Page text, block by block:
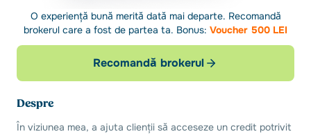
O experiență bună merită dată mai departe. Recomandă
brokerul care a fost de partea ta. Bonus: Voucher 500 LEI
Recomandă brokerul
Despre
În viziunea mea, a ajuta clienții să acceseze un credit potrivit